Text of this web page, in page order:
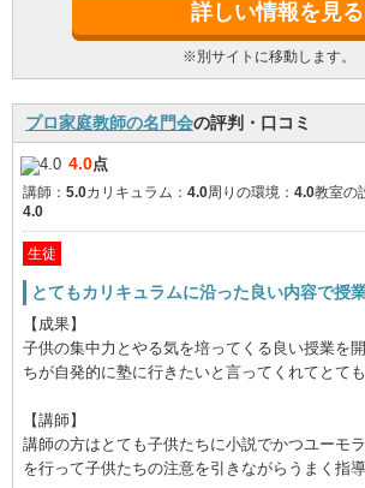
詳しい情報を見る
※別サイトに移動します。
プロ家庭教師の名門会の評判・口コミ
4.0点
講師： 5.0カリキュラム： 4.0周りの環境： 4.0教室の
4.0
生徒
とてもカリキュラムに沿った良い内容で授
【成果】
子供の集中力とやる気を培ってくる良い授業を
ちが自発的に塾に行きたいと言ってくれてとて
【講師】
講師の方はとても子供たちに小説でかつユーモ
を行って子供たちの注意を引きながらうまく指